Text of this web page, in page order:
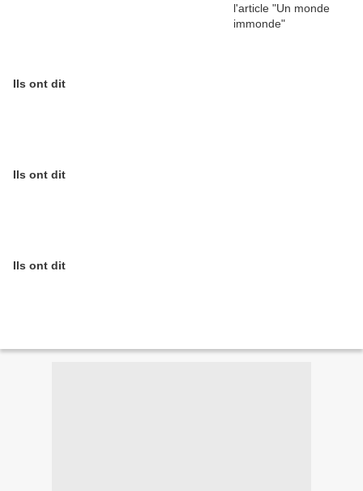
Ils ont dit
Ils ont dit
Ils ont dit